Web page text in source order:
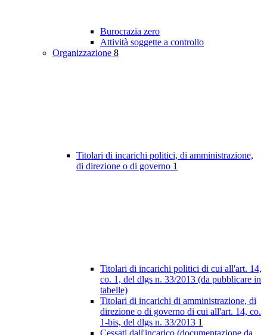
Burocrazia zero
Attività soggette a controllo
Organizzazione 8
Titolari di incarichi politici, di amministrazione,
di direzione o di governo 1
Titolari di incarichi politici di cui all'art. 14,
co. 1, del dlgs n. 33/2013 (da pubblicare in
tabelle)
Titolari di incarichi di amministrazione, di
direzione o di governo di cui all'art. 14, co.
1-bis, del dlgs n. 33/2013 1